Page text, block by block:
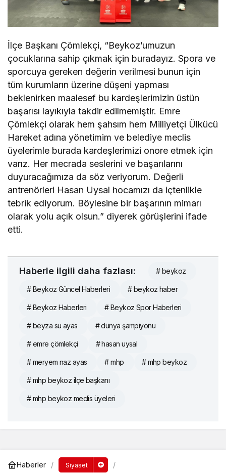
İlçe Başkanı Çömlekçi, “Beykoz’umuzun
çocuklarına sahip çıkmak için buradayız. Spora ve
sporcuya gereken değerin verilmesi bunun için
tüm kurumların üzerine düşeni yapması
beklenirken maalesef bu kardeşlerimizin üstün
başarısı layıkıyla takdir edilmemiştir. Emre
Çömlekçi olarak hem şahsım hem Milliyetçi Ülkücü
Hareket adına yönetimim ve belediye meclis
üyelerimle burada kardeşlerimizi onore etmek için
varız. Her mecrada seslerini ve başarılarını
duyuracağımıza da söz veriyorum. Değerli
antrenörleri Hasan Uysal hocamızı da içtenlikle
tebrik ediyorum. Böylesine bir başarının mimarı
olarak yolu açık olsun.” diyerek görüşlerini ifade
etti.
Haberle ilgili daha fazlası: # beykoz
# Beykoz Güncel Haberleri # beykoz haber
# Beykoz Haberleri # Beykoz Spor Haberleri
# beyza su ayas # dünya şampiyonu
# emre çömlekçi # hasan uysal
# meryem naz ayas # mhp # mhp beykoz
# mhp beykoz ilçe başkanı
# mhp beykoz meclis üyeleri
Haberler Siyaset